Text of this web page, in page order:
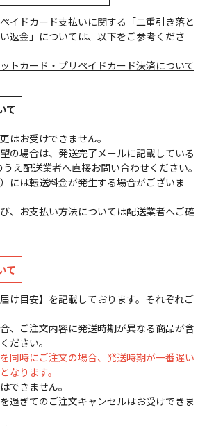
イドカード支払いに関する「二重引き落と
返金」については、以下をご参考くださ
トカード・プリペイドカード決済について
て
はお受けできません。
の場合は、発送完了メールに記載している
え配送業者へ直接お問い合わせください。
には転送料金が発生する場合がございま
、お支払い方法については配送業者へご確
て
け目安】を記載しております。それぞれご
、ご注文内容に発送時期が異なる商品が含
ださい。
同時にご注文の場合、発送時期が一番遅い
なります。
できません。
過ぎてのご注文キャンセルはお受けできま